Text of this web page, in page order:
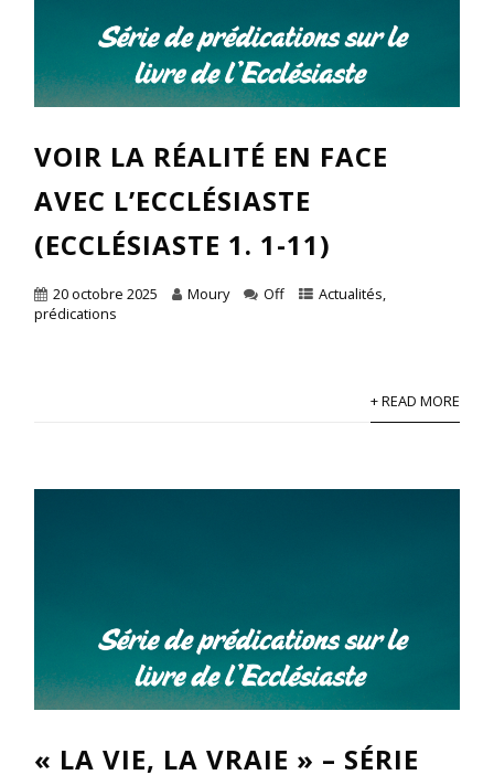
VOIR LA RÉALITÉ EN FACE
AVEC L’ECCLÉSIASTE
(ECCLÉSIASTE 1. 1-11)
20 octobre 2025 Moury Off Actualités,
prédications
+ READ MORE
« LA VIE, LA VRAIE » – SÉRIE